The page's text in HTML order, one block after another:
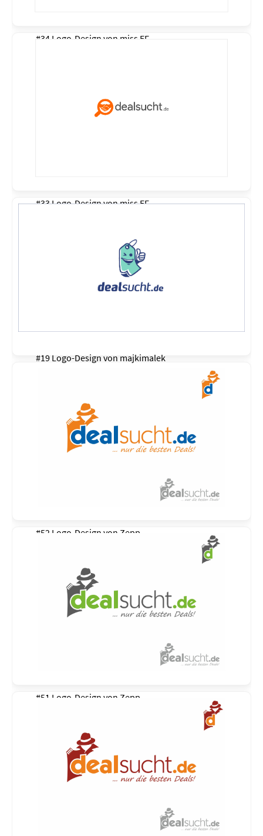
#34 Logo-Design von miss EF
#33 Logo-Design vonmiss EF
#19 Logo-Design von majkimalek
#52 Logo-Design von Zepp
#51 Logo-Design von Zepp